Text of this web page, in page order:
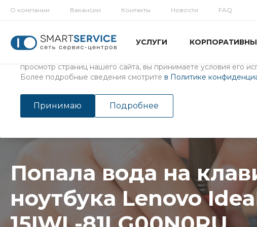
Мы используем файлы cookie, разработанные нашими
просмотр страниц нашего сайта, вы принимаете условия его
Более подробные сведения смотрите в Политике
Принимаю Подробнее
О компании Вакансии Контакты Новости FAQ
УСЛУГИ
Попала вода на клавиатуру
Попала вода на
ноутбука Lenovo